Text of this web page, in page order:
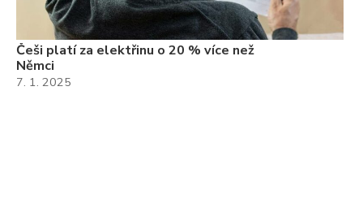
Češi platí za elektřinu o 20 % více než
Němci
7. 1. 2025